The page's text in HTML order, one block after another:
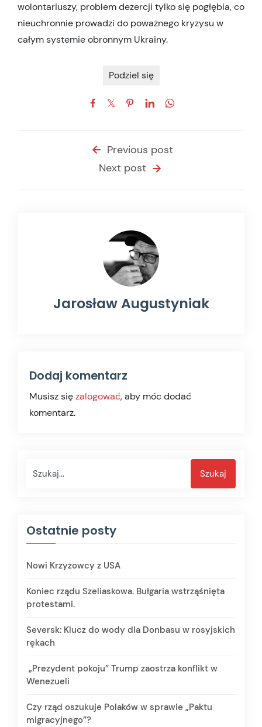
wolontariuszy, problem dezercji tylko się pogłębia, co
nieuchronnie prowadzi do poważnego kryzysu w
całym systemie obronnym Ukrainy.
Podziel się
Previous post
Next post
Jarosław Augustyniak
Dodaj komentarz
Musisz sięzalogować, aby móc dodać
komentarz.
Szukaj Szukaj
Ostatnie posty
Nowi Krzyżowcy z USA
Koniec rządu Szeliaskowa. Bułgaria wstrząśnięta
protestami.
Seversk: Klucz do wody dla Donbasu w rosyjskich
rękach
„Prezydent pokoju” Trump zaostrza konflikt w
Wenezueli
Czy rząd oszukuje Polaków w sprawie „Paktu
migracyjnego”?